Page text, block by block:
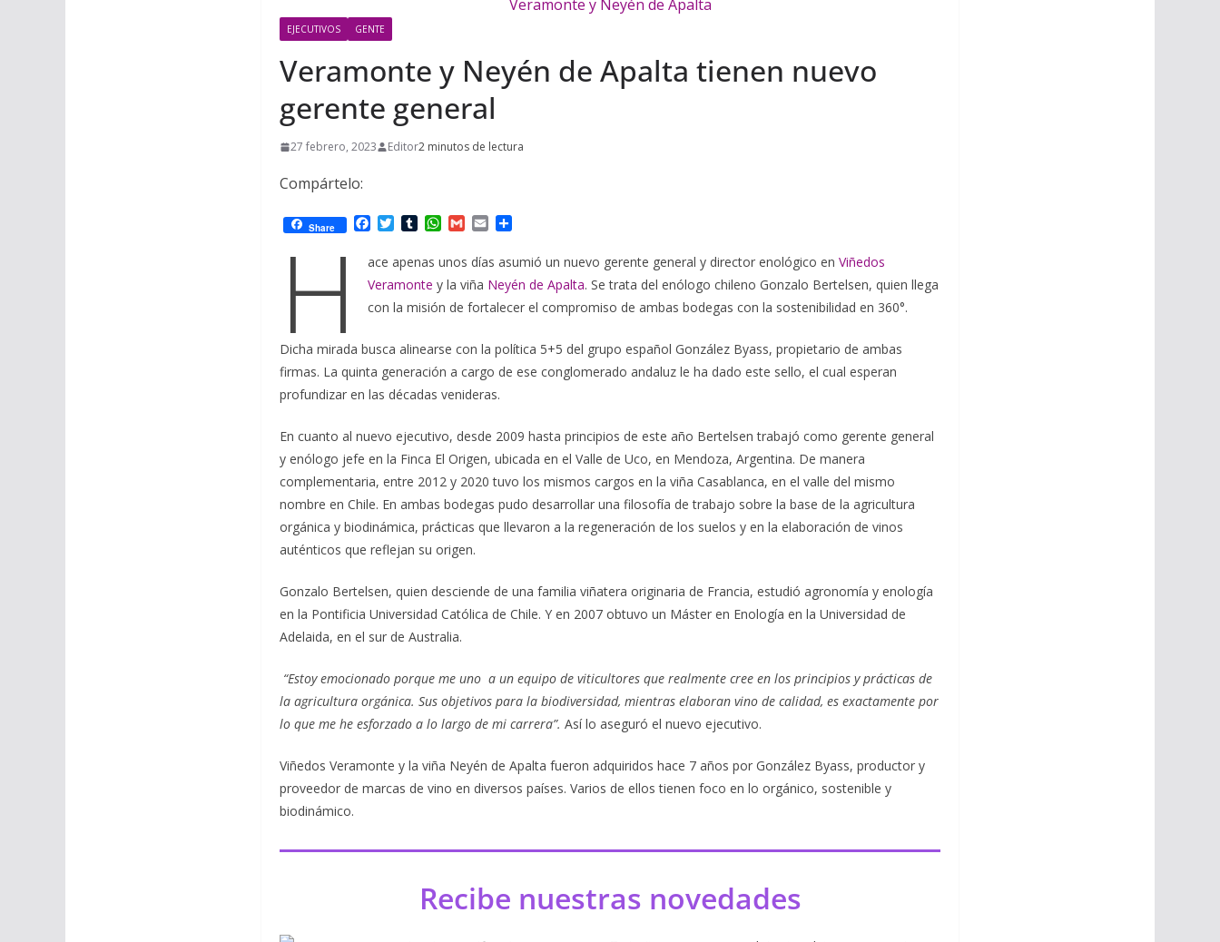
EJECUTIVOS GENTE
Veramonte y Neyén de Apalta tienen nuevo
gerente general
27 febrero, 2023 Editor2 minutos de lectura
Compártelo:
Share
c
e
b
o
T
i
t
t
e
T
m
b
l
r
W
a
t
s
A
G
a
i
l
E
a
i
l
m
p
a
r
r
H ace apenas unos días asumió un nuevo gerente general y director enológico en Viñedos
Veramonte y la viña Neyén de Apalta. Se trata del enólogo chileno Gonzalo Bertelsen, quien llega
con la misión de fortalecer el compromiso de ambas bodegas con la sostenibilidad en 360°.
Dicha mirada busca alinearse con la política 5+5 del grupo español González Byass, propietario de ambas
firmas. La quinta generación a cargo de ese conglomerado andaluz le ha dado este sello, el cual esperan
profundizar en las décadas venideras.
En cuanto al nuevo ejecutivo, desde 2009 hasta principios de este año Bertelsen trabajó como gerente general
y enólogo jefe en la Finca El Origen, ubicada en el Valle de Uco, en Mendoza, Argentina. De manera
complementaria, entre 2012 y 2020 tuvo los mismos cargos en la viña Casablanca, en el valle del mismo
nombre en Chile. En ambas bodegas pudo desarrollar una filosofía de trabajo sobre la base de la agricultura
orgánica y biodinámica, prácticas que llevaron a la regeneración de los suelos y en la elaboración de vinos
auténticos que reflejan su origen.
Gonzalo Bertelsen, quien desciende de una familia viñatera originaria de Francia, estudió agronomía y enología
en la Pontificia Universidad Católica de Chile. Y en 2007 obtuvo un Máster en Enología en la Universidad de
Adelaida, en el sur de Australia.
“Estoy emocionado porque me uno a un equipo de viticultores que realmente cree en los principios y prácticas de
la agricultura orgánica. Sus objetivos para la biodiversidad, mientras elaboran vino de calidad, es exactamente por
lo que me he esforzado a lo largo de mi carrera”. Así lo aseguró el nuevo ejecutivo.
Viñedos Veramonte y la viña Neyén de Apalta fueron adquiridos hace 7 años por González Byass, productor y
proveedor de marcas de vino en diversos países. Varios de ellos tienen foco en lo orgánico, sostenible y
biodinámico.
Recibe nuestras novedades